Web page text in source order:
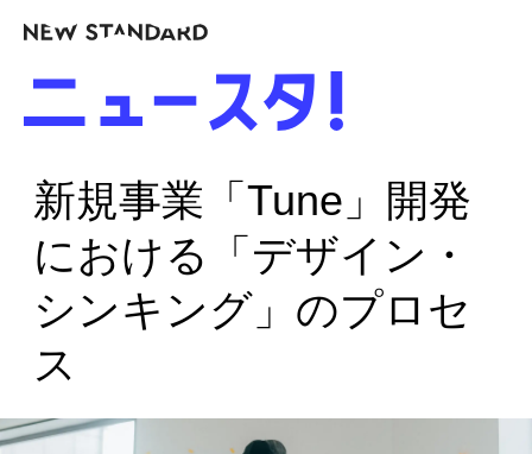
新規事業「Tune」開発
における「デザイン・
シンキング」のプロセ
ス